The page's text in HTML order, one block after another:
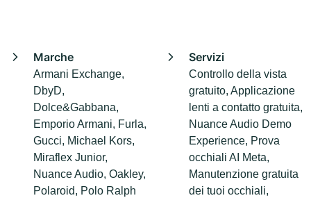
Marche
Armani Exchange,
DbyD,
Dolce&Gabbana,
Emporio Armani, Furla,
Gucci, Michael Kors,
Miraflex Junior,
Nuance Audio, Oakley,
Polaroid, Polo Ralph
Servizi
Controllo della vista
gratuito, Applicazione
lenti a contatto gratuita,
Nuance Audio Demo
Experience, Prova
occhiali AI Meta,
Manutenzione gratuita
dei tuoi occhiali,